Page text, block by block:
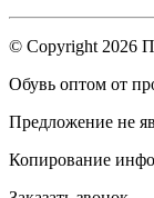
© Copyright 2026
Обувь оптом от
Предложение не
Копирование